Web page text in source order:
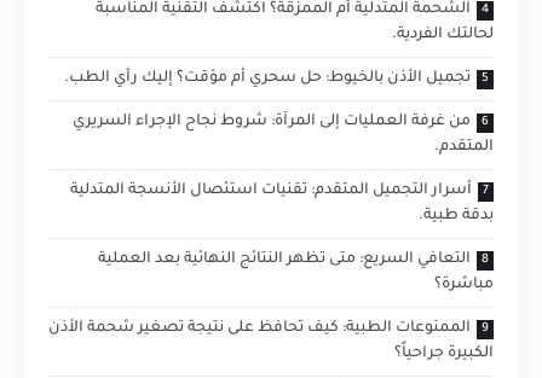
الشحمة المتدلية أم الممزقة؟ اكتشف التقنية المناسبة
لحالتك الفردية.
تجميل الأذن بالخيوط: حل سحري أم مؤقت؟ إليك رأي الطب.
من غرفة العمليات إلى المرآة: شروط نجاح الإجراء السريري
المتقدم.
أسرار التجميل المتقدم: تقنيات استئصال الأنسجة المتدلية
بدقة طبية.
التعافي السريع: متى تظهر النتائج النهائية بعد العملية
مباشرة؟
الممنوعات الطبية: كيف تحافظ على نتيجة تصغير شحمة الأذن
الكبيرة جراحياً؟